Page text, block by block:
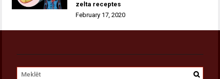
zelta receptes
February 17, 2020